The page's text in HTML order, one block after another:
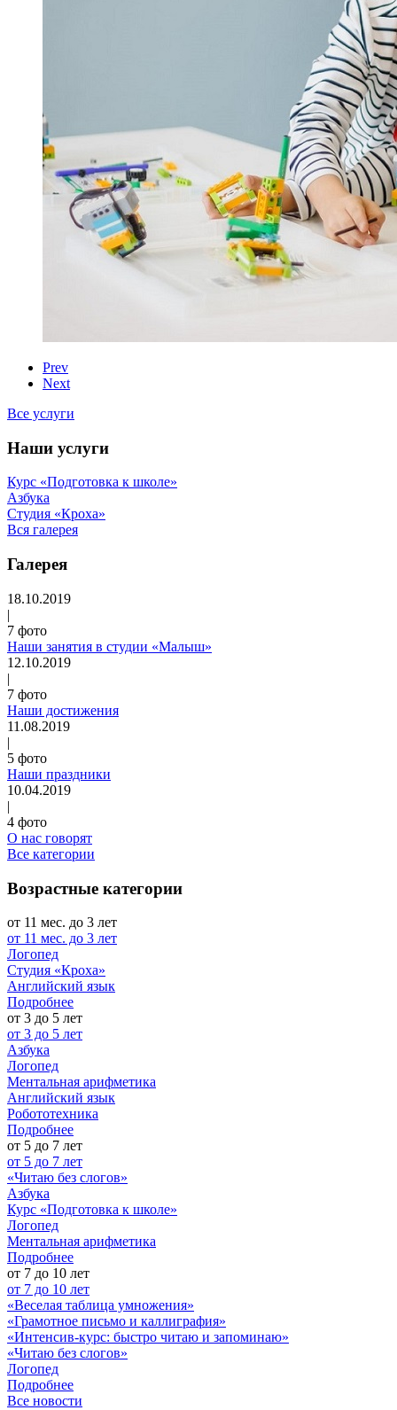
Prev
Next
Все услуги
Наши услуги
Курс «Подготовка к школе»
Азбука
Студия «Кроха»
Вся галерея
Галерея
18.10.2019
|
7 фото
Наши занятия в студии «Малыш»
12.10.2019
|
7 фото
Наши достижения
11.08.2019
|
5 фото
Наши праздники
10.04.2019
|
4 фото
О нас говорят
Все категории
Возрастные категории
от 11 мес. до 3 лет
от 11 мес. до 3 лет
Логопед
Студия «Кроха»
Английский язык
Подробнее
от 3 до 5 лет
от 3 до 5 лет
Азбука
Логопед
Ментальная арифметика
Английский язык
Робототехника
Подробнее
от 5 до 7 лет
от 5 до 7 лет
«Читаю без слогов»
Азбука
Курс «Подготовка к школе»
Логопед
Ментальная арифметика
Подробнее
от 7 до 10 лет
от 7 до 10 лет
«Веселая таблица умножения»
«Грамотное письмо и каллиграфия»
«Интенсив-курс: быстро читаю и запоминаю»
«Читаю без слогов»
Логопед
Подробнее
Все новости